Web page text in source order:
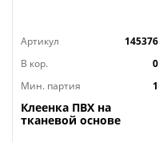
Артикул
145376
В кор.
0
Мин. партия
1
Клеенка ПВХ на
тканевой основе